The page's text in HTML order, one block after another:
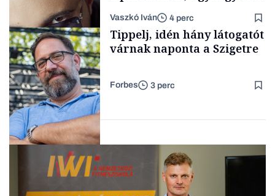
TÁMOGATÓI
TARTALOM
Forbes-sztori
a legsarkosabb
gondolataimat akartam
kimondani
Vaszkó Iván 4 perc
Tippelj, idén hány látogatót
várnak naponta a Szigetre
Forbes 3 perc